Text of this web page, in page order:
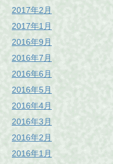
2017年2月
2017年1月
2016年9月
2016年7月
2016年6月
2016年5月
2016年4月
2016年3月
2016年2月
2016年1月